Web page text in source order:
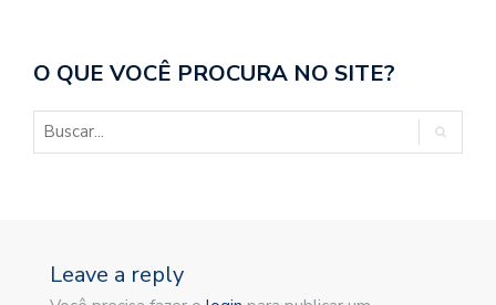
O QUE VOCÊ PROCURA NO SITE?
Leave a reply